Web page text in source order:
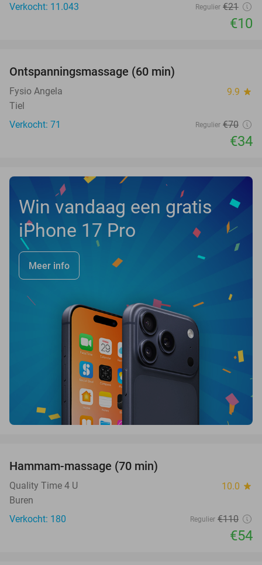
Verkocht: 11.043
Regulier €21
€10
Ontspanningsmassage (60 min)
Fysio Angela 9.9 star
Tiel
Verkocht: 71
Regulier €70
€34
Win vandaag een gratis
iPhone 17 Pro
Meer info
OUT
Hammam-massage (70 min)
Quality Time 4 U 10.0 star
Buren
Verkocht: 180
Regulier €110
€54